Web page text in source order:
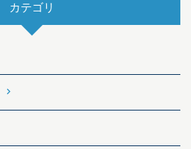
カテゴリ